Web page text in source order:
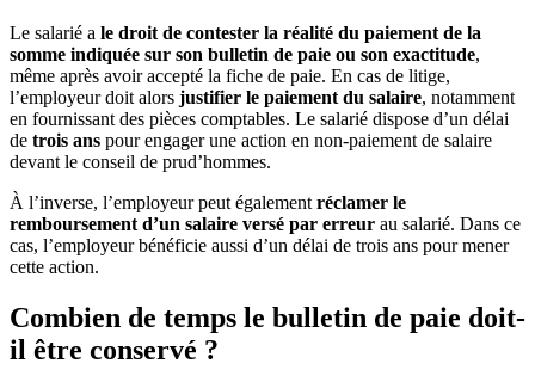
Le salarié a le droit de contester la réalité du paiement de la
somme indiquée sur son bulletin de paie ou son exactitude,
même après avoir accepté la fiche de paie. En cas de litige,
l’employeur doit alors justifier le paiement du salaire, notamment
en fournissant des pièces comptables. Le salarié dispose d’un délai
de trois ans pour engager une action en non-paiement de salaire
devant le conseil de prud’hommes.
À l’inverse, l’employeur peut également réclamer le
remboursement d’un salaire versé par erreur au salarié. Dans ce
cas, l’employeur bénéficie aussi d’un délai de trois ans pour mener
cette action.
Combien de temps le bulletin de paie doit-
il être conservé ?